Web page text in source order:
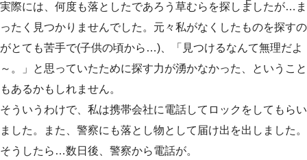
実際には、何度も落としたであろう草むらを探しましたが…ま
ったく見つかりませんでした。元々私がなくしたものを探すの
がとても苦手で(子供の頃から…)、「見つけるなんて無理だよ
～。」と思っていたために探す力が湧かなかった、ということ
もあるかもしれません。
そういうわけで、私は携帯会社に電話してロックをしてもらい
ました。また、警察にも落とし物として届け出を出しました。
そうしたら…数日後、警察から電話が。